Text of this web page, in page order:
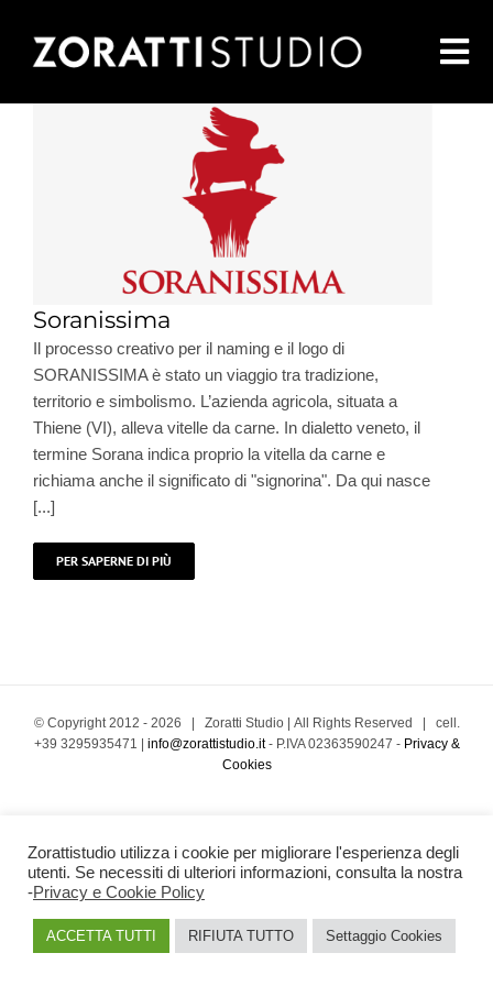
contenuto
Contattaci
RNZ pharma
Soranissima
Il processo creativo per il naming e il logo di
SORANISSIMA è stato un viaggio tra tradizione,
territorio e simbolismo. L’azienda agricola, situata a
Thiene (VI), alleva vitelle da carne. In dialetto veneto, il
termine Sorana indica proprio la vitella da carne e
richiama anche il significato di "signorina". Da qui nasce
[...]
PER SAPERNE DI PIÙ
© Copyright 2012 - 2026 | Zoratti Studio | All Rights Reserved | cell.
+39 3295935471 | info@zorattistudio.it- P.IVA 02363590247 - Privacy &
Cookies
Zorattistudio utilizza i cookie per migliorare l'esperienza degli
utenti. Se necessiti di ulteriori informazioni, consulta la nostra
-Privacy e Cookie Policy
ACCETTA TUTTI RIFIUTA TUTTO Settaggio Cookies